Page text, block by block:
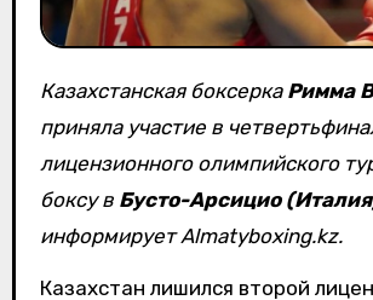
Казахстанская боксерка Римма
приняла участие в
лицензионного олимпийского
боксу в Бусто-Арсицио
информирует Almatyboxing.kz.
Казахстан лишился второй